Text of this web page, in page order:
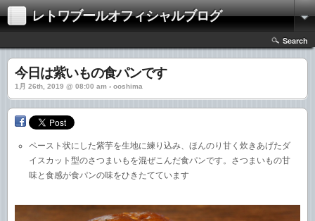
レトワブールオフィシャルブログ
Search
今日は紫いもの食パンです
1月 26th, 2019 @ 08:00 am › ooshima
ペースト状にした紫芋を生地に練り込み、ほんのり甘く炊きあげたダ
イスカット型のさつまいもを混ぜこんだ食パンです。さつまいもの甘
味と食感が食パンの味をひきたてています